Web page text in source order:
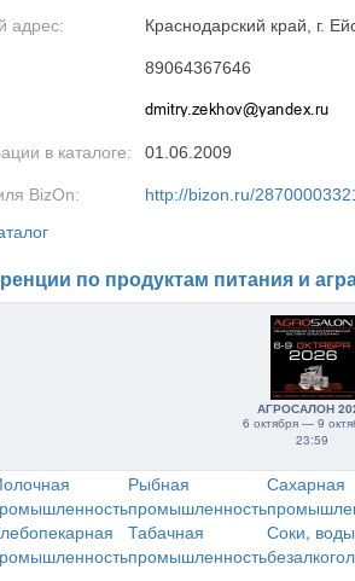
адрес: Краснодарский край, г.
89064367646
в каталоге: 01.06.2009
BizOn: http://bizon.ru/
по продуктам питания и
АГРОСАЛОН
6 октября — 9
23:59
Рыбная
промышленность
Сахарная
Табачная
промышленность
Соки,